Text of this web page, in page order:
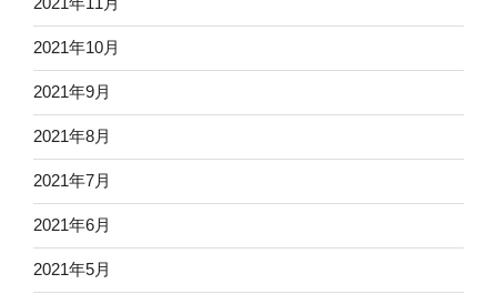
2021年10月
2021年9月
2021年8月
2021年7月
2021年6月
2021年5月